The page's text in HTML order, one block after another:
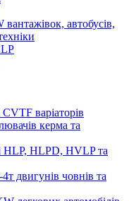
автобусів,
варіаторів
керма та
HLP, HLPD, HVLP та
двигунів човнів та